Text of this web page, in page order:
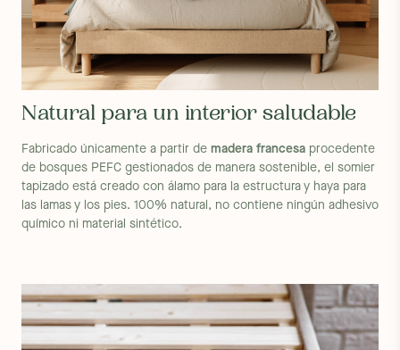
Natural para un interior saludable
Fabricado únicamente a partir de madera francesa procedente
de bosques PEFC gestionados de manera sostenible, el somier
tapizado está creado con álamo para la estructura y haya para
las lamas y los pies. 100% natural, no contiene ningún adhesivo
químico ni material sintético.